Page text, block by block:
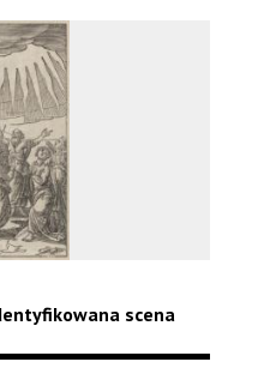
scena